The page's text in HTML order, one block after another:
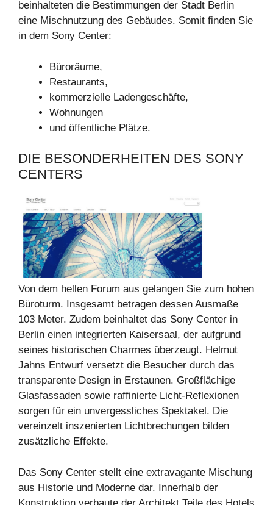
beinhalteten die Bestimmungen der Stadt Berlin
eine Mischnutzung des Gebäudes. Somit finden Sie
in dem Sony Center:
Büroräume,
Restaurants,
kommerzielle Ladengeschäfte,
Wohnungen
und öffentliche Plätze.
DIE BESONDERHEITEN DES SONY
CENTERS
Von dem hellen Forum aus gelangen Sie zum hohen
Büroturm. Insgesamt betragen dessen Ausmaße
103 Meter. Zudem beinhaltet das Sony Center in
Berlin einen integrierten Kaisersaal, der aufgrund
seines historischen Charmes überzeugt. Helmut
Jahns Entwurf versetzt die Besucher durch das
transparente Design in Erstaunen. Großflächige
Glasfassaden sowie raffinierte Licht-Reflexionen
sorgen für ein unvergessliches Spektakel. Die
vereinzelt inszenierten Lichtbrechungen bilden
zusätzliche Effekte.
Das Sony Center stellt eine extravagante Mischung
aus Historie und Moderne dar. Innerhalb der
Konstruktion verbaute der Architekt Teile des Hotels